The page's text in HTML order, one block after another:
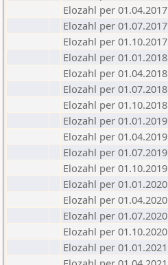
Elozahl per 01.04.2017
Elozahl per 01.07.2017
Elozahl per 01.10.2017
Elozahl per 01.01.2018
Elozahl per 01.04.2018
Elozahl per 01.07.2018
Elozahl per 01.10.2018
Elozahl per 01.01.2019
Elozahl per 01.04.2019
Elozahl per 01.07.2019
Elozahl per 01.10.2019
Elozahl per 01.01.2020
Elozahl per 01.04.2020
Elozahl per 01.07.2020
Elozahl per 01.10.2020
Elozahl per 01.01.2021